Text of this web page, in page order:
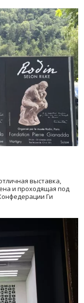
выставка,
и проходящая под
Ги